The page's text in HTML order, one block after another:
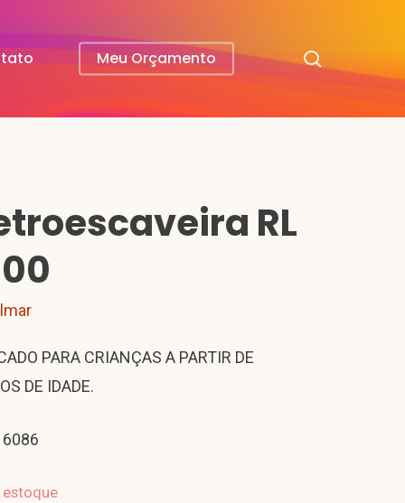
Meu Orçamento
RL
PARA CRIANÇAS A PARTIR DE
DE IDADE.
6086
estoque